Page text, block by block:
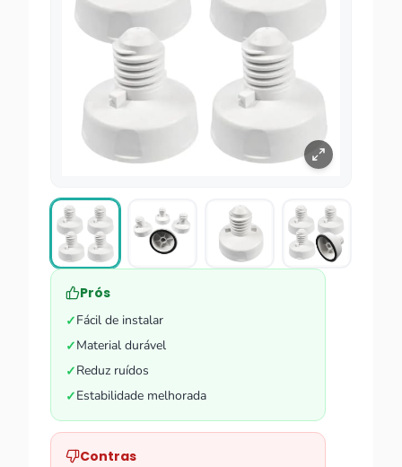
Prós
✓Fácil de instalar
✓Material durável
✓Reduz ruídos
✓Estabilidade melhorada
Contras